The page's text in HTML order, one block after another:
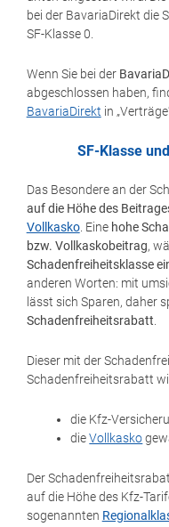
bei der BavariaDirekt die
SF-Klasse 0.
Wenn Sie bei der
abgeschlossen haben,
BavariaDirekt in
SF-Klasse
Das Besondere an der
auf die Höhe des
Vollkasko. Eine hohe
bzw. Vollkaskobeitrag,
Schadenfreiheitsklasse
anderen Worten: mit
lässt sich Sparen, daher
Schadenfreiheitsrabatt
Dieser mit der
Schadenfreiheitsrabatt
die Kfz-
dieVollkasko
Der
auf die Höhe des Kfz-
sogenannten